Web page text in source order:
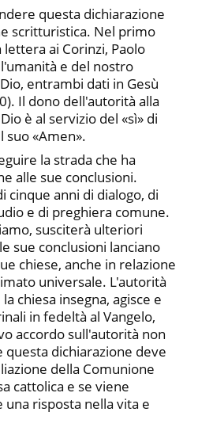
questa dichiarazione
scritturistica. Nel primo
ai Corinzi, Paolo
e del nostro
entrambi dati in Gesù
Il dono dell'autorità alla
è al servizio del «sì» di
suo «Amen».
la strada che ha
alle sue conclusioni.
cinque anni di dialogo, di
e di preghiera comune.
susciterà ulteriori
sue conclusioni lanciano
chiese, anche in relazione
universale. L'autorità
chiesa insegna, agisce e
in fedeltà al Vangelo,
accordo sull'autorità non
questa dichiarazione deve
della Comunione
cattolica e se viene
una risposta nella vita e